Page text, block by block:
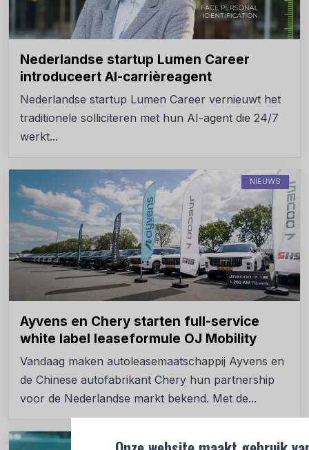
Nederlandse startup Lumen Career
introduceert AI-carrièreagent
Nederlandse startup Lumen Career vernieuwt het
traditionele solliciteren met hun AI-agent die 24/7
werkt...
NIEUWS
Ayvens en Chery starten full-service
white label leaseformule OJ Mobility
Vandaag maken autoleasemaatschappij Ayvens en
de Chinese autofabrikant Chery hun partnership
voor de Nederlandse markt bekend. Met de...
NIEUWS